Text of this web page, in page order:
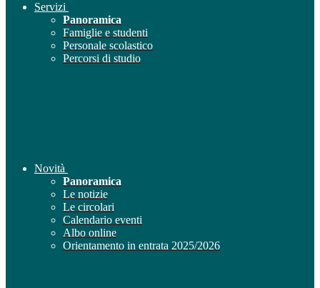
Servizi
Panoramica
Famiglie e studenti
Personale scolastico
Percorsi di studio
Novità
Panoramica
Le notizie
Le circolari
Calendario eventi
Albo online
Orientamento in entrata 2025/2026